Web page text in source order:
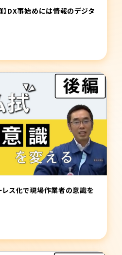
】DX事始めには情報のデジタ
レス化で現場作業者の意識を